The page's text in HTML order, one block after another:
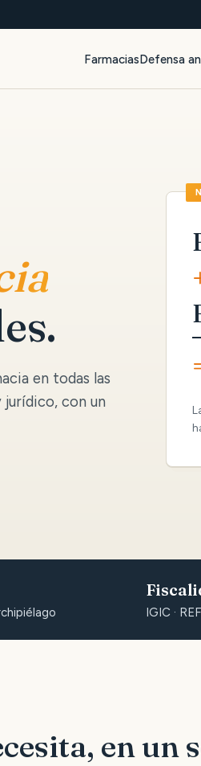
FarmaciasDefensa
en todas las
jurídico, con un
IGIC ·
en un